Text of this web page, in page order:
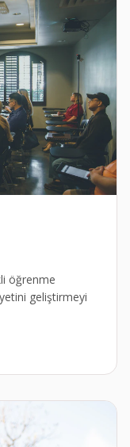
öğrenme
geliştirmeyi